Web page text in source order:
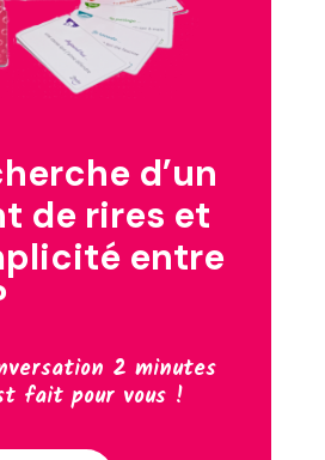
d’un
de rires et
entre
2 minutes
fait pour vous !